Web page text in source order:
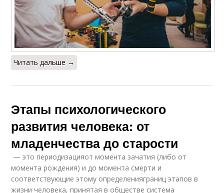
Читать дальше →
Этапы психологического
развития человека: от
младенчества до старости
— это периодизацияот момента зачатия (либо от
момента рождения) и до момента смерти и
соответствующие этому определенияграниц этапов в
жизни человека, принятая в обществе система